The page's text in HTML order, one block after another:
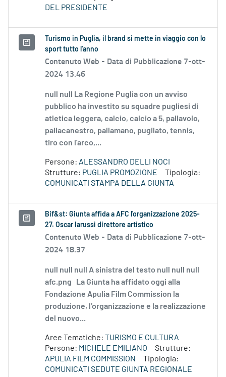
DEL PRESIDENTE
Turismo in Puglia, il brand si mette in viaggio con lo
sport tutto l'anno
Contenuto Web - Data di Pubblicazione 7-ott-
2024 13.46
null null La Regione Puglia con un avviso
pubblico ha investito su squadre pugliesi di
atletica leggera, calcio, calcio a 5, pallavolo,
pallacanestro, pallamano, pugilato, tennis,
tiro con l'arco,...
Persone: ALESSANDRO DELLI NOCI
Strutture: PUGLIA PROMOZIONE
Tipologia:
COMUNICATI STAMPA DELLA GIUNTA
Bif&st: Giunta affida a AFC l'organizzazione 2025-
27. Oscar Iarussi direttore artistico
Contenuto Web - Data di Pubblicazione 7-ott-
2024 18.37
null null null A sinistra del testo null null null
afc.png La Giunta ha affidato oggi alla
Fondazione Apulia Film Commission la
produzione, l’organizzazione e la realizzazione
del nuovo...
Aree Tematiche: TURISMO E CULTURA
Persone: MICHELE EMILIANO
Strutture:
APULIA FILM COMMISSION
Tipologia:
COMUNICATI SEDUTE GIUNTA REGIONALE